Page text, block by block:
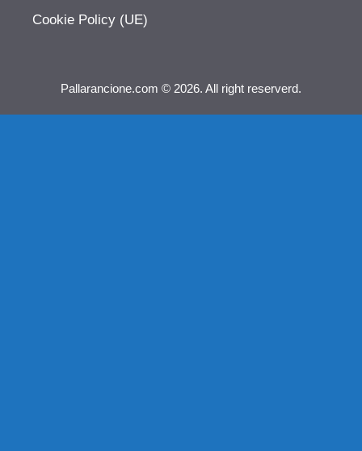
Cookie Policy (UE)
Pallarancione.com © 2026. All right reserverd.